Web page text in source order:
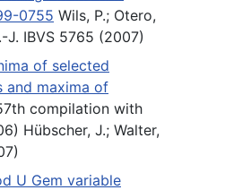
0755 Wils, P.; Otero,
J. IBVS 5765 (2007)
of selected
and maxima of
compilation with
Hübscher, J.; Walter,
U Gem variable